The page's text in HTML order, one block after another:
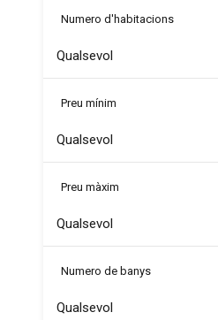
Numero d'habitacions
Preu mínim
Preu màxim
Numero de banys